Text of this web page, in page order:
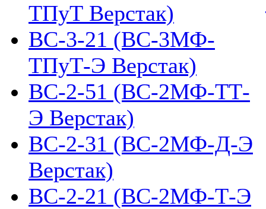
ТПуТ Верстак)
ВС-3-21 (ВС-3МФ-
ТПуТ-Э Верстак)
ВС-2-51 (ВС-2МФ-ТТ-
Э Верстак)
ВС-2-31 (ВС-2МФ-Д-Э
Верстак)
ВС-2-21 (ВС-2МФ-Т-Э